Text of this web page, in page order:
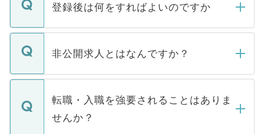
登録後は何をすればよいのですか
ご登録いただきましたら、弊社担当者がご
登録内容を確認し、その後メールもしくは
ます。通常、5営業日以内にはご連絡をせて
いただきますので、しばらくお待ちくださ
い。
非公開求人とはなんですか？
マイナビDOCTORで取り扱っている求人の
うち約3割は、Webサイトからご覧いただ
けない「非公開求人」です。非公開求人は
下記の理由によって、一般には公開してい
転職・入職を強要されることはありま
せんか？